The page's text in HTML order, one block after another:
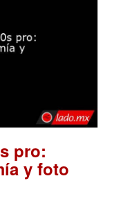
pro:
y foto